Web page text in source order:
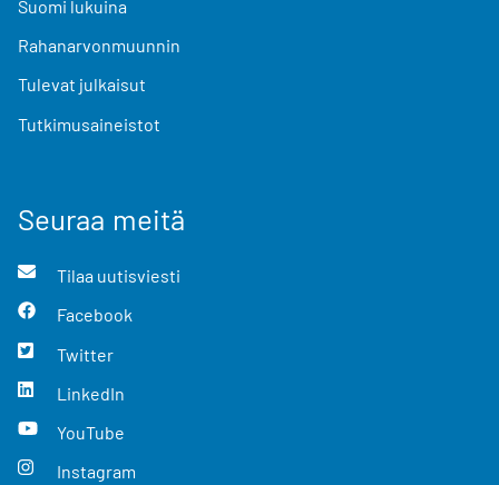
Suomi lukuina
Rahanarvonmuunnin
Tulevat julkaisut
Tutkimusaineistot
Seuraa meitä
Tilaa uutisviesti
Facebook
Twitter
LinkedIn
YouTube
Instagram